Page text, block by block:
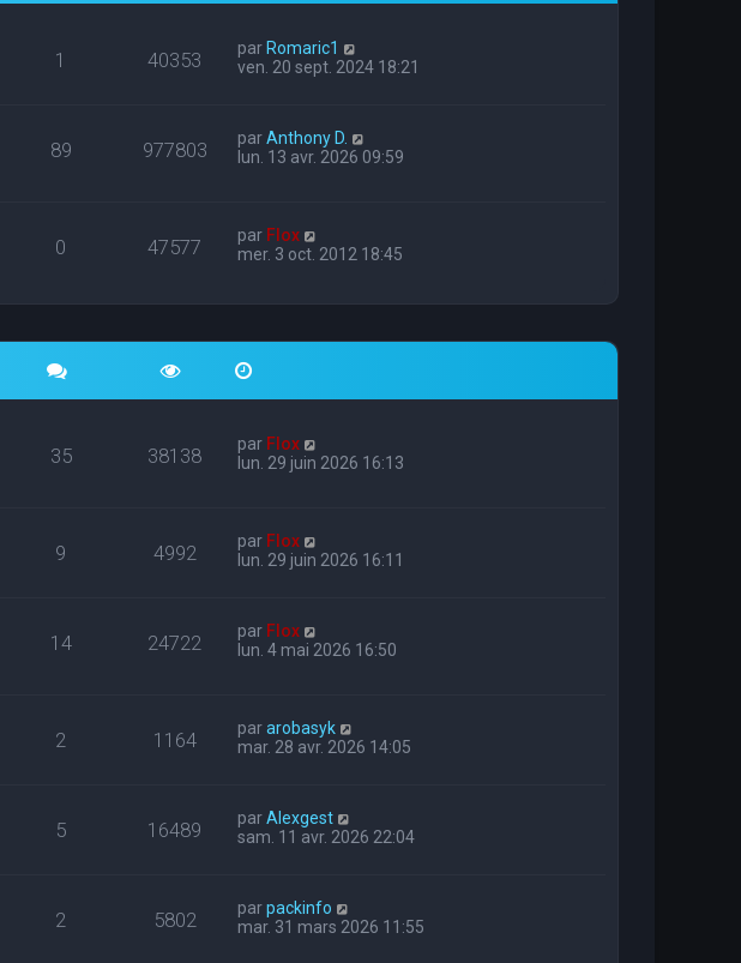
1 40353 par Romaric1
ven. 20 sept. 2024 18:21
89 977803 parAnthony D.
lun. 13 avr. 2026 09:59
0 47577 par Flox
mer. 3 oct. 2012 18:45
35 38138 par Flox
lun. 29 juin 2026 16:13
9 4992 par Flox
lun. 29 juin 2026 16:11
14 24722 par Flox
lun. 4 mai 2026 16:50
2 1164 pararobasyk
mar. 28 avr. 2026 14:05
5 16489 parAlexgest
sam. 11 avr. 2026 22:04
2 5802 parpackinfo
mar. 31 mars 2026 11:55